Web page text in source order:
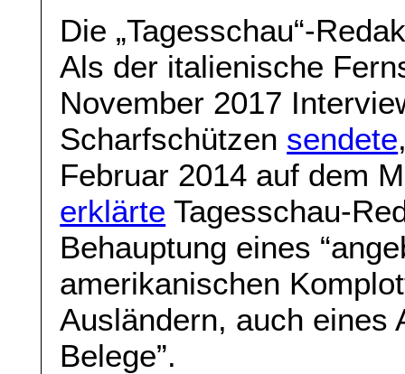
Die „Tagesschau“-
Als der italienische
November 2017
Scharfschützen sendete
Februar 2014 auf dem
erklärte Tagesschau-
Behauptung eines
amerikanischen
Ausländern, auch eines
Belege”.